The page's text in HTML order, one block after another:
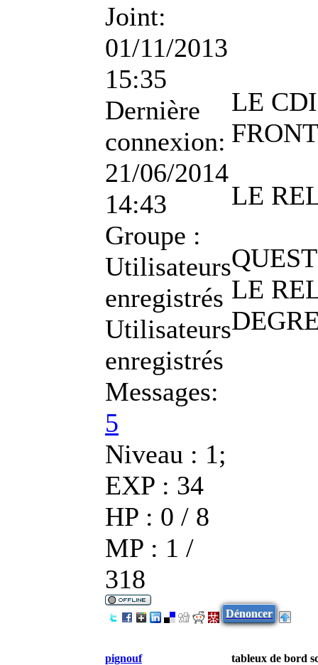
Joint:
01/11/2013
15:35
Dernière
connexion:
21/06/2014
14:43
Groupe :
Utilisateurs
enregistrés
Utilisateurs
enregistrés
Messages:
5
Niveau : 1;
EXP : 34
HP : 0 / 8
MP : 1 /
318
LE
LE
LE
Dénoncer
pignouf tableux de bord